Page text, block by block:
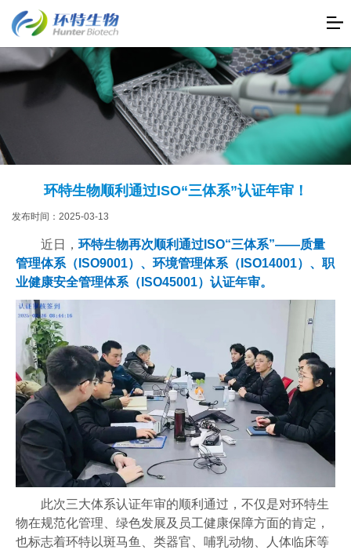
环特生物顺利通过ISO“三体系”认证年审！
发布时间：2025-03-13
近日， 环特生物再次顺利通过ISO“三体系”——质量
管理体系（ISO9001）、环境管理体系（ISO14001）、职
业健康安全管理体系（ISO45001）认证年审。
此次三大体系认证年审的顺利通过，不仅是对环特生
物在规范化管理、绿色发展及员工健康保障方面的肯定，
也标志着环特以斑马鱼、类器官、哺乳动物、人体临床等